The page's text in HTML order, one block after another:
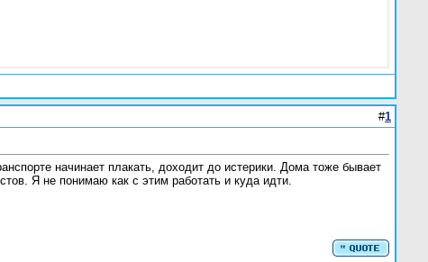
#1
начинает плакать, доходит до истерики. Дома тоже бывает
Я не понимаю как с этим работать и куда идти.